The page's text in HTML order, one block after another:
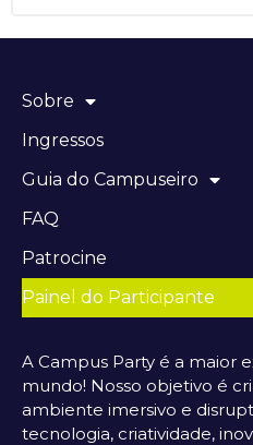
Sobre
Ingressos
Guia do Campuseiro
FAQ
Patrocine
Painel do Participante
A Campus Party é a maior
mundo! Nosso objetivo é
ambiente imersivo e
tecnologia, criatividade,